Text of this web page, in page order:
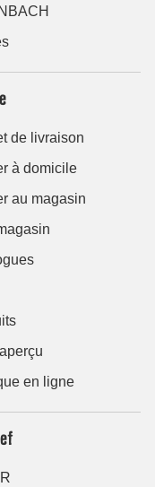
de livraison
à domicile
au magasin
en ligne